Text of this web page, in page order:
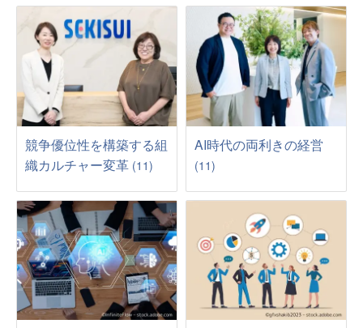
競争優位性を構築する組
織カルチャー変革 (11)
AI時代の両利きの経営
(11)